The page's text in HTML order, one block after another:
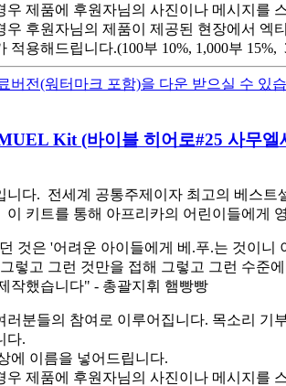
우 제품에 후원자님의 사진이나 메시지를
우 후원자님의 제품이 제공된 현장에서 엑
적용해드립니다.(100부 10%, 1,000부 15%,
버전(워터마크 포함)을 다운 받으실 수 있
Kit (바이블 히어로#25 사무엘
니다. 전세계 공통주제이자 최고의 베스트
키트를 통해 아프리카의 어린이들에게
것은 '어려운 아이들에게 베.푸.는 것이
렇고 그런 것만을 접해 그렇고 그런 수준
작했습니다" - 총괄지휘 햄빵빵
분들의 참여로 이루어집니다. 목소리 기
다.
에 이름을 넣어드립니다.
우 제품에 후원자님의 사진이나 메시지를